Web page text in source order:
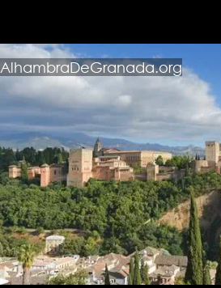
AlhambraDeGranada.org